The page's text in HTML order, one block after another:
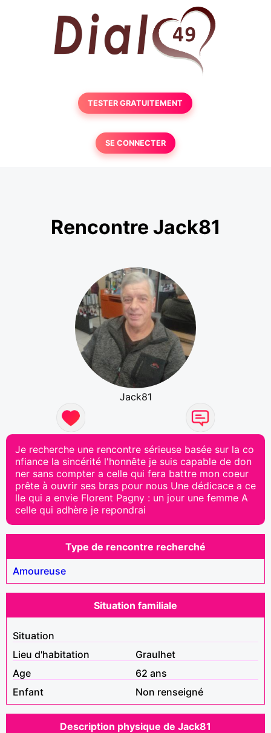
TESTER GRATUITEMENT
SE CONNECTER
Rencontre Jack81
Jack81
Je recherche une rencontre sérieuse basée sur la co
nfiance la sincérité l'honnête je suis capable de don
ner sans compter a celle qui fera battre mon coeur
prête à ouvrir ses bras pour nous Une dédicace a ce
lle qui a envie Florent Pagny : un jour une femme A
celle qui adhère je repondrai
Type de rencontre recherché
Amoureuse
Situation familiale
Situation
Lieu d'habitation
Graulhet
Age
62 ans
Enfant
Non renseigné
Description physique de Jack81